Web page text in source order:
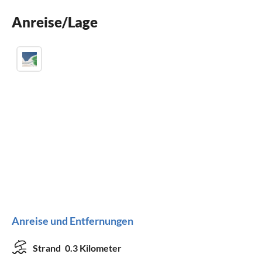
Klimaanlage
Anreise/Lage
Anreise und Entfernungen
Strand 0.3 Kilometer